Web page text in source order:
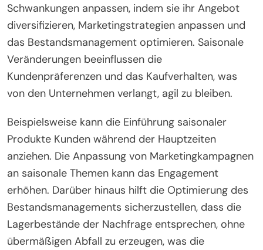
Schwankungen anpassen, indem sie ihr Angebot
diversifizieren, Marketingstrategien anpassen und
das Bestandsmanagement optimieren. Saisonale
Veränderungen beeinflussen die
Kundenpräferenzen und das Kaufverhalten, was
von den Unternehmen verlangt, agil zu bleiben.
Beispielsweise kann die Einführung saisonaler
Produkte Kunden während der Hauptzeiten
anziehen. Die Anpassung von Marketingkampagnen
an saisonale Themen kann das Engagement
erhöhen. Darüber hinaus hilft die Optimierung des
Bestandsmanagements sicherzustellen, dass die
Lagerbestände der Nachfrage entsprechen, ohne
übermäßigen Abfall zu erzeugen, was die